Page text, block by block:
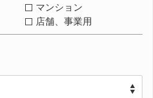
マンション
店舗、事業用